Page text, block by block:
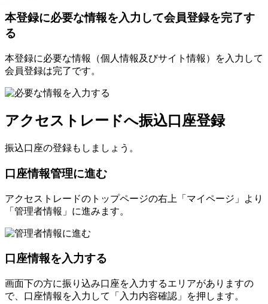
本登録に必要な情報を入力して会員登録を完了す
る
本登録に必要な情報（個人情報及びサイト情報）を入力して
会員登録は完了です。
アクセストレードへ振込口座登録
振込口座の登録もしましょう。
口座情報管理に進む
アクセストレードのトップページの右上「マイページ」より
「管理者情報」に進みます。
口座情報を入力する
画面下の方に振り込み口座を入力するエリアがありますの
で、口座情報を入力して「入力内容確認」を押します。